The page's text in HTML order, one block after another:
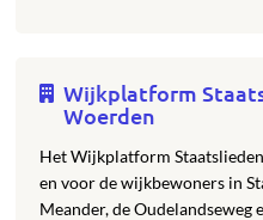
Wijkplatform
Woerden
Het Wijkplatform
en voor de wijkbewoners in
Meander, de